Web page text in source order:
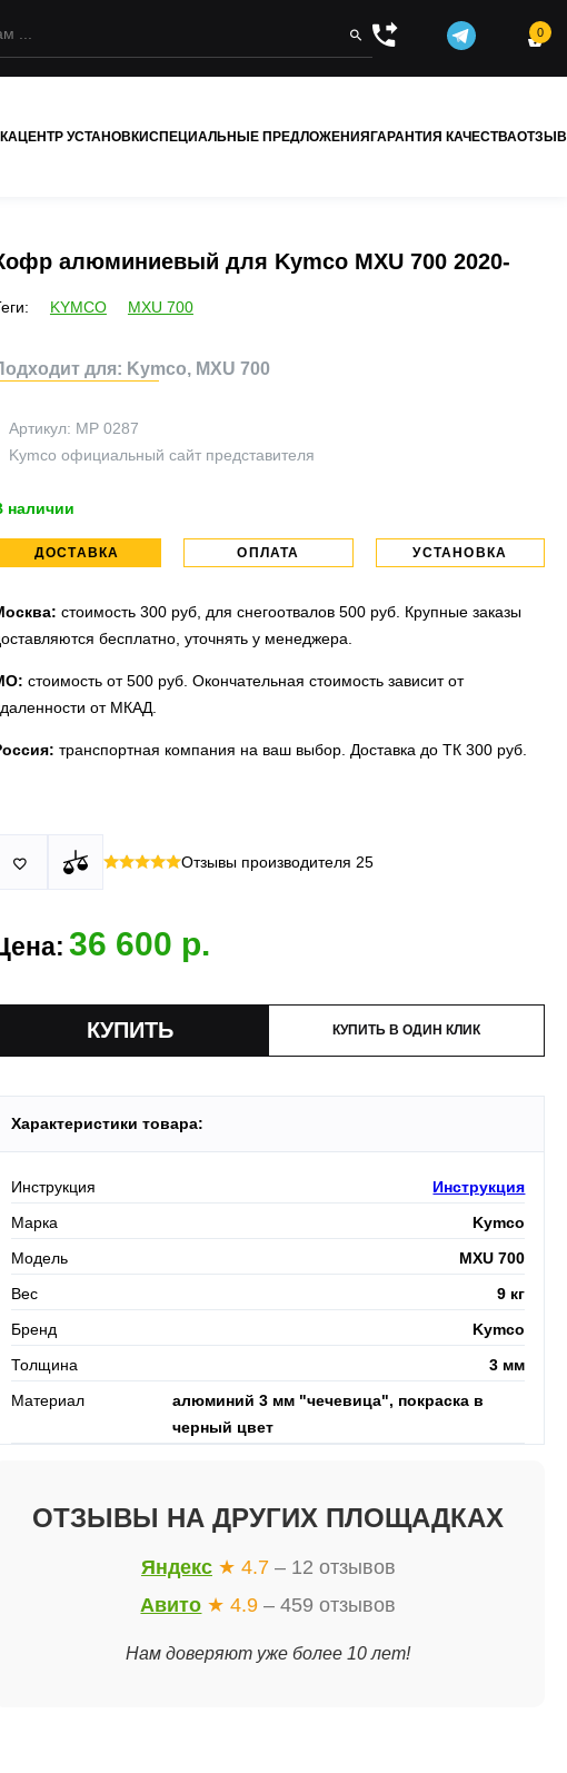
 
0
ЦЕНТР УСТАНОВКИСПЕЦИАЛЬНЫЕ ПРЕДЛОЖЕНИЯГАРАНТИЯ КАЧЕСТВА
алюминиевый для Kymco MXU 700 2020-
KYMCO MXU 700
для: Kymco, MXU 700
Артикул: MP 0287
Kymco официальный сайт представителя
наличии
ДОСТАВКА ОПЛАТА УСТАНОВКА
стоимость 300 руб, для снегоотвалов 500 руб. Крупные заказы
бесплатно, уточнять у менеджера.
стоимость от 500 руб. Окончательная стоимость зависит от
от МКАД.
транспортная компания на ваш выбор. Доставка до ТК 300 руб.
юридических лиц можно оплатить по счету.
товар.
п.Немчиновка, ул.Московская д 7.
акция: скидка 25%
 Отзывы производителя 25
36 600
КУПИТЬ В ОДИН КЛИК
Характеристики товара:
Инструкция
Инструкция
Марка
Kymco
Модель
MXU 700
Вес
9 кг
Бренд
Kymco
Толщина
3 мм
Материал
алюминий 3 мм "чечевица", покраска в
черный цвет
ОТЗЫВЫ НА ДРУГИХ ПЛОЩАДКАХ
Яндекс ★ 4.7 – 12 отзывов
Авито ★ 4.9 – 459 отзывов
Нам доверяют уже более 10 лет!